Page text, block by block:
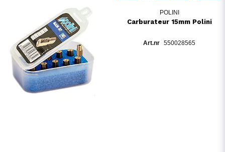
POLINI
Carburateur 15mm Polini
550028565